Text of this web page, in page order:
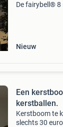
De fairybell®
Nieuw
Een
kerstballen.
Kerstboom te
slechts 30